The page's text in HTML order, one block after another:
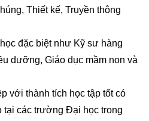
Thiết kế, Truyền thông
đặc biệt như Kỹ sư hàng
dưỡng, Giáo dục mầm non và
với thành tích học tập tốt có
tại các trường Đại học trong